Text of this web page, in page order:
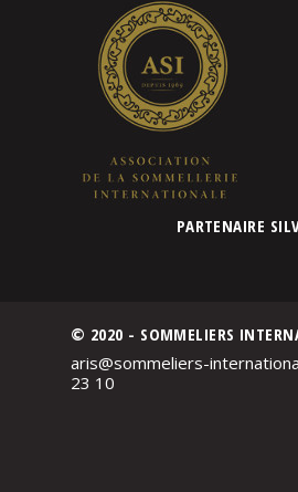
PARTENAIRE
© 2020 - SOMMELIERS
aris@sommeliers-
23 10